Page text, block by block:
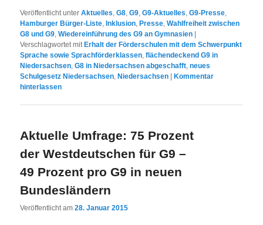
Veröffentlicht unter Aktuelles ,G8 ,G9 ,G9-Aktuelles ,G9-Presse
Hamburger Bürger-Liste ,Inklusion ,Presse ,Wahlfreiheit zwischen
G8 und G9 ,Wiedereinführung des G9 an Gymnasien |
Verschlagwortet mit Erhalt der Förderschulen mit dem Schwerpunkt
Sprache sowie Sprachförderklassen ,flächendeckend G9 in
Niedersachsen ,G8 in Niedersachsen abgeschafft ,neues
Schulgesetz Niedersachsen ,Niedersachsen |Kommentar
hinterlassen
Aktuelle Umfrage: 75 Prozent
der Westdeutschen für G9 –
49 Prozent pro G9 in neuen
Bundesländern
Veröffentlicht am28. Januar 2015